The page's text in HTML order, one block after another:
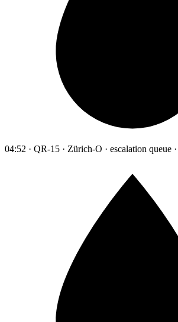
04:52 · QR-15 · Zürich-O · escalation queue